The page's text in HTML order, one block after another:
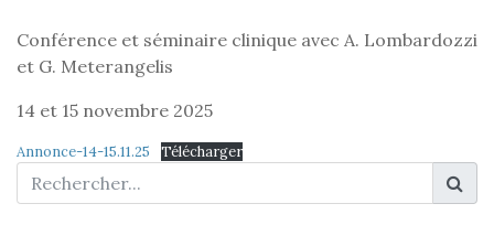
Conférence et séminaire clinique avec A. Lombardozzi
et G. Meterangelis
14 et 15 novembre 2025
Annonce-14-15.11.25 Télécharger